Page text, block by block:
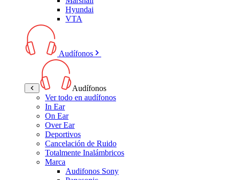
Hyundai
VTA
Audífonos
Audífonos
Ver todo en audífonos
In Ear
On Ear
Over Ear
Deportivos
Cancelación de Ruido
Totalmente Inalámbricos
Marca
Audifonos Sony